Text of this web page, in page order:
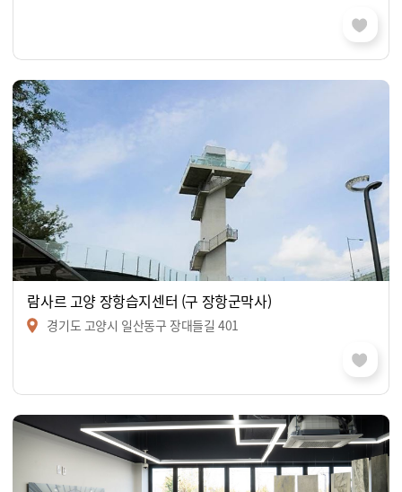
람사르 고양 장항습지센터 (구 장항군막사)
경기도 고양시 일산동구 장대들길 401